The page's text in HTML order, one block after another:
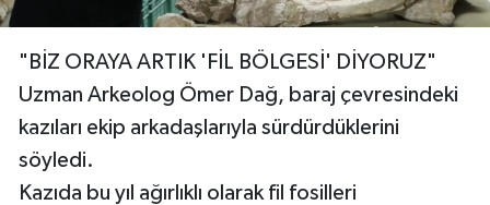
"BİZ ORAYA ARTIK 'FİL BÖLGESİ' DİYORUZ"
Uzman Arkeolog Ömer Dağ, baraj çevresindeki
kazıları ekip arkadaşlarıyla sürdürdüklerini
söyledi.
Kazıda bu yıl ağırlıklı olarak fil fosilleri